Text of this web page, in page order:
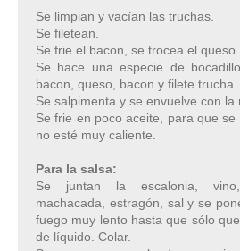
Se limpian y vacían las truchas.
Se filetean.
Se frie el bacon, se trocea el queso.
Se hace una especie de
bacon, queso, bacon y filete trucha.
Se salpimenta y se envuelve con la
Se frie en poco aceite, para que
no esté muy caliente.
Para la salsa:
Se juntan la escalonia,
machacada, estragón, sal y se
fuego muy lento hasta que sólo
de líquido. Colar.